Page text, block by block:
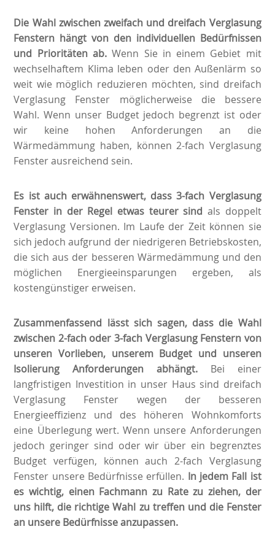
Die Wahl zwischen zweifach und dreifach Verglasung
Fenstern hängt von den individuellen Bedürfnissen
und Prioritäten ab.Wenn Sie in einem Gebiet mit
wechselhaftem Klima leben oder den Außenlärm so
weit wie möglich reduzieren möchten, sind dreifach
Verglasung Fenster möglicherweise die bessere
Wahl. Wenn unser Budget jedoch begrenzt ist oder
wir keine hohen Anforderungen an die
Wärmedämmung haben, können 2-fach Verglasung
Fenster ausreichend sein.
Es ist auch erwähnenswert, dass 3-fach Verglasung
Fenster in der Regel etwas teurer sind als doppelt
Verglasung Versionen. Im Laufe der Zeit können sie
sich jedoch aufgrund der niedrigeren Betriebskosten,
die sich aus der besseren Wärmedämmung und den
möglichen Energieeinsparungen ergeben, als
kostengünstiger erweisen.
Zusammenfassend lässt sich sagen, dass die Wahl
zwischen 2-fach oder 3-fach Verglasung Fenstern von
unseren Vorlieben, unserem Budget und unseren
Isolierung Anforderungen abhängt. Bei einer
langfristigen Investition in unser Haus sind dreifach
Verglasung Fenster wegen der besseren
Energieeffizienz und des höheren Wohnkomforts
eine Überlegung wert. Wenn unsere Anforderungen
jedoch geringer sind oder wir über ein begrenztes
Budget verfügen, können auch 2-fach Verglasung
Fenster unsere Bedürfnisse erfüllen. In jedem Fall ist
es wichtig, einen Fachmann zu Rate zu ziehen, der
uns hilft, die richtige Wahl zu treffen und die Fenster
an unsere Bedürfnisse anzupassen.